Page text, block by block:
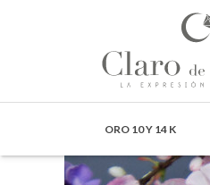
ORO 10 Y 14 K